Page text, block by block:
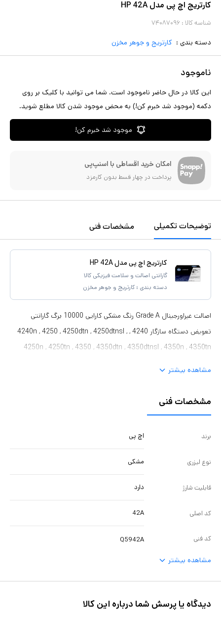
کارتریج اچ پی مدل HP 42A
شناسه کالا : ۷۴۰۸۷۰۹۶
دسته بندی : کارتریج و جوهر مخزن
ناموجود
این کالا در حال حاضر ناموجود است. شما می توانید با کلیک بر روی
دکمه (موجود شد خبرم کن!) به محض موجود شدن کالا مطلع شوید.
موجود شد خبرم کن!
امکان خرید اقساطی با اسنپ‌پی
پرداخت در چهار قسط بدون کارمزد
توضیحات تکمیلی مشخصات فنی
کارتریج اچ پی مدل HP 42A
گارانتی اصالت و سلامت فیزیکی کالا
دسته بندی : کارتریج و جوهر مخزن
اصالت غیراورجینال Grade A رنگ مشکی کارایی 10000 برگ گارانتی
تعویض دستگاه سازگار 4240 , 4240n , 4250 , 4250dtn , 4250dtnsl ,
4250n , 4250tn , 4350 , 4350dtn , 4350dtnsl , 4350n , 4350tn
مشاهده بیشتر
مشخصات فنی
برند اچ پی
نوع لیزری مشکی
قابلیت شارژ دارد
کد اصلی 42A
کد فنی Q5942A
مشاهده بیشتر
دیدگاه یا پرسش شما درباره این کالا